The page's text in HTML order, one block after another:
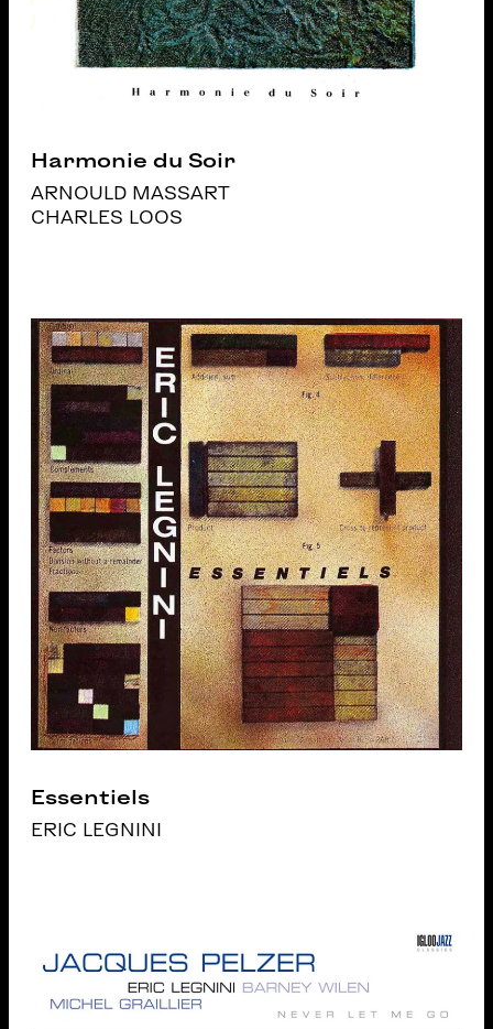
Harmonie du Soir
ARNOULD MASSART
CHARLES LOOS
Essentiels
ERIC LEGNINI